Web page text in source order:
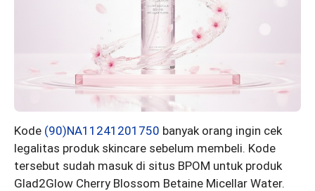
Kode (90)NA11241201750 banyak orang ingin cek
legalitas produk skincare sebelum membeli. Kode
tersebut sudah masuk di situs BPOM untuk produk
Glad2Glow Cherry Blossom Betaine Micellar Water.